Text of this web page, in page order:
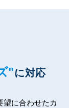
"に対応
望に合わせたカ